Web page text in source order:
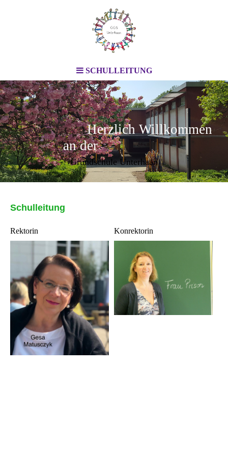
SCHULLEITUNG
Herzlich Willkommen
an der
Grundschule Unterhaan
Schulleitung
Rektorin Konrektorin